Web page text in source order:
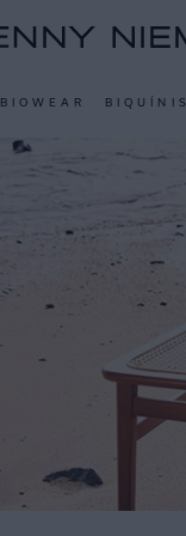
BIOWEAR BIQUÍNIS